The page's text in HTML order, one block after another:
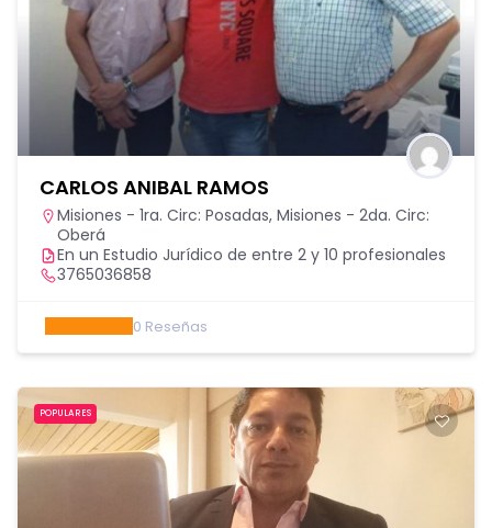
CARLOS ANIBAL RAMOS
Misiones - 1ra. Circ: Posadas, Misiones - 2da. Circ:
Oberá
En un Estudio Jurídico de entre 2 y 10 profesionales
3765036858
0 Reseñas
POPULARES